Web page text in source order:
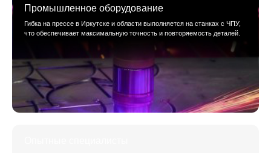
Промышленное оборудование
Гибка на прессе в Иркутске и области выполняется на станках с ЧПУ,
что обеспечивает максимальную точность и повторяемость деталей.